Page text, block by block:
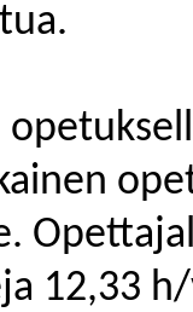
12,33